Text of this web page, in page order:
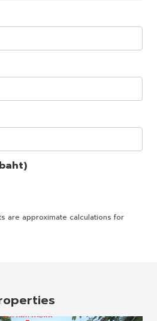
are approximate calculations for